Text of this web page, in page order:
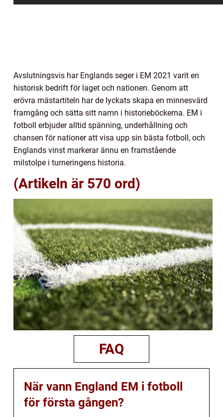
Avslutningsvis har Englands seger i EM 2021 varit en
historisk bedrift för laget och nationen. Genom att
erövra mästartiteln har de lyckats skapa en minnesvärd
framgång och sätta sitt namn i historieböckerna. EM i
fotboll erbjuder alltid spänning, underhållning och
chansen för nationer att visa upp sin bästa fotboll, och
Englands vinst markerar ännu en framstående
milstolpe i turneringens historia.
(Artikeln är 570 ord)
FAQ
När vann England EM i fotboll
för första gången?